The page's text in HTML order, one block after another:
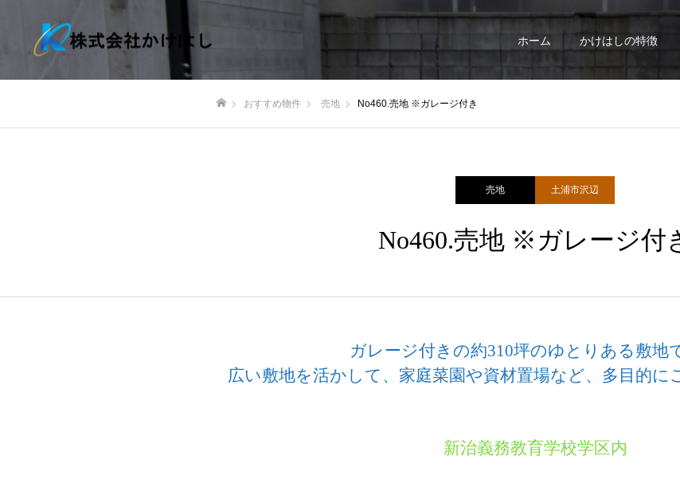
ホーム かけはしの特徴
おすすめ物件 売地 No460.売地 ※ガレージ付き
売地 土浦市沢辺
No460.売地 ※ガレージ付
ガレージ付きの約310坪のゆとりある敷地
広い敷地を活かして、家庭菜園や資材置場など、多目的に
新治義務教育学校学区内